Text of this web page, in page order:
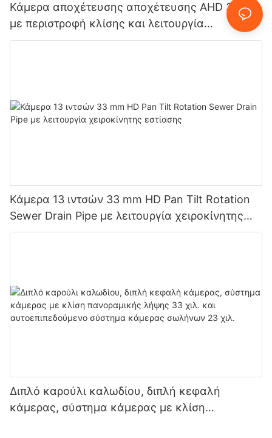
Κάμερα αποχέτευσης αποχέτευσης AHD 33 mm
με περιστροφή κλίσης και λειτουργία
χειροκίνητης εστίασης.
Κάμερα 13 ιντσών 33 mm HD Pan Tilt Rotation
Sewer Drain Pipe με λειτουργία χειροκίνητης
εστίασης
Διπλό καρούλι καλωδίου, διπλή κεφαλή
κάμερας, σύστημα κάμερας με κλίση